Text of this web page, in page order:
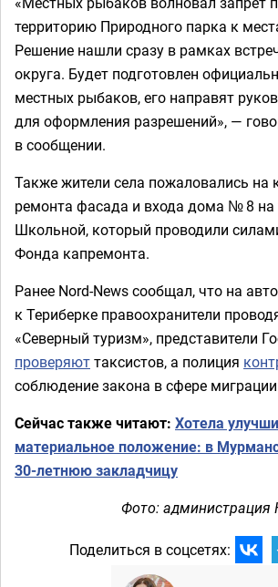
территорию Природного парка к
Решение нашли сразу в рамках
округа. Будет подготовлен
местных рыбаков, его направят
для оформления разрешений», —
в сообщении.
Также жители села пожаловались на
ремонта фасада и входа дома № 8 на
Школьной, который проводили
Фонда капремонта.
Ранее Nord-News сообщал, что на
к Териберке правоохранители
«Северный туризм», представители
проверяюттаксистов, а полиция
соблюдение закона в сфере
Сейчас также читают: Хотела
материальное положение: в
30-летнюю закладчицу
Фото: администрация
Поделиться в соцсетях: